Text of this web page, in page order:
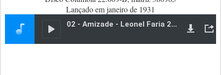
Lançado em janeiro de 1931